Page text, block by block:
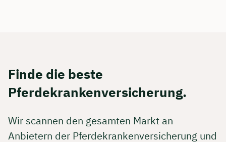
Finde die beste
Pferdekrankenversicherung.
Wir scannen den gesamten Markt an
Anbietern der Pferdekrankenversicherung und